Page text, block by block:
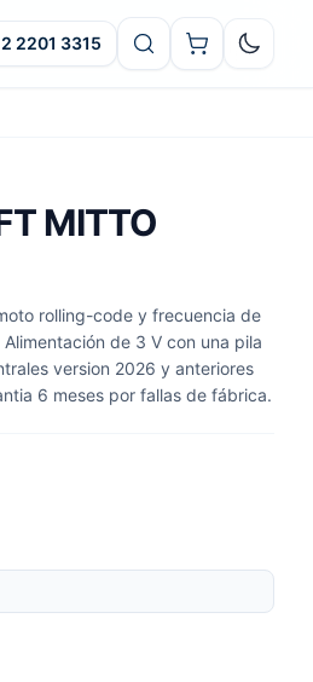
2201 3315 Oscuro
MITTO
rolling-code y frecuencia de
de 3 V con una pila
version 2026 y anteriores
6 meses por fallas de fábrica.